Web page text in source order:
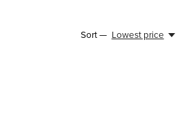
Sort — Lowest price